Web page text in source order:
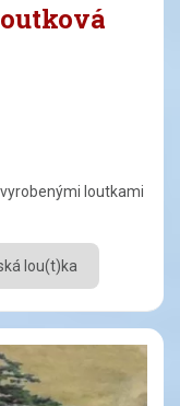
loutkami
lou(t)ka